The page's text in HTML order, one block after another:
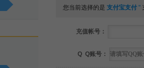
您当前选择的是 支付宝支付 "
充值帐号：
Q Q账号：